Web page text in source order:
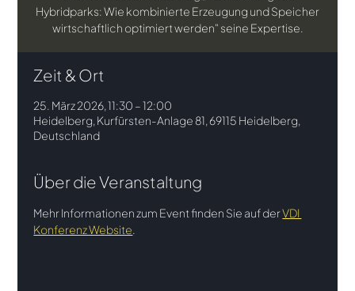
Hybridparks: Wie kombinierte Erzeugung und Speicher
wirtschaftlich optimiert werden" seine Expertise.
Zeit & Ort
25. März 2026, 11:30 – 12:00
Heidelberg, Kurfürsten-Anlage 81, 69115 Heidelberg,
Deutschland
Über die Veranstaltung
Mehr Informationen zum Event finden Sie auf der VDI
Konferenz Website.